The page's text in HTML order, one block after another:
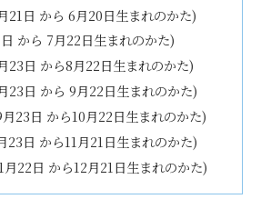
21日 から 6月20日生まれのかた)
から 7月22日生まれのかた)
23日 から8月22日生まれのかた)
23日 から 9月22日生まれのかた)
23日 から10月22日生まれのかた)
23日 から11月21日生まれのかた)
22日 から12月21日生まれのかた)